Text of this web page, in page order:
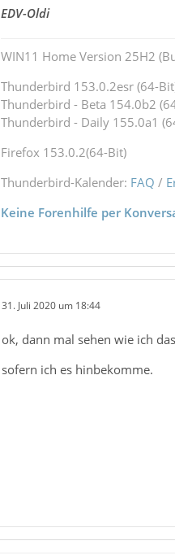
EDV-Oldi
WIN11 Home Version 25H2
Thunderbird 153.0.2esr (64-
Thunderbird - Beta 154.0b2
Thunderbird - Daily 155.0a1
Firefox 153.0.2(64-Bit)
Thunderbird-Kalender: FAQ /
Keine Forenhilfe per
31. Juli 2020 um 18:44
ok, dann mal sehen wie ich
sofern ich es hinbekomme.